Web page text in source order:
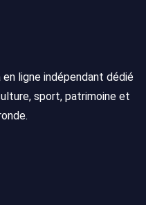
ligne indépendant dédié
sport, patrimoine et